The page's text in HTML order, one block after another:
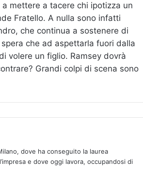
mettere a tacere chi ipotizza un
Fratello. A nulla sono infatti
che continua a sostenere di
che ad aspettarla fuori dalla
volere un figlio. Ramsey dovrà
Grandi colpi di scena sono
dove ha conseguito la laurea
e dove oggi lavora, occupandosi di